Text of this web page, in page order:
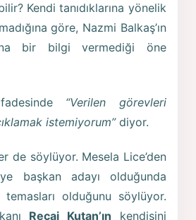
Kendi tanıdıklarına yönelik
göre, Nazmi Balkaş’ın
bir bilgi vermediği öne
“Verilen görevleri
istemiyorum”diyor.
de söylüyor. Mesela Lice’den
başkan adayı olduğunda
temasları olduğunu söylüyor.
Recai Kutan’ın kendisini